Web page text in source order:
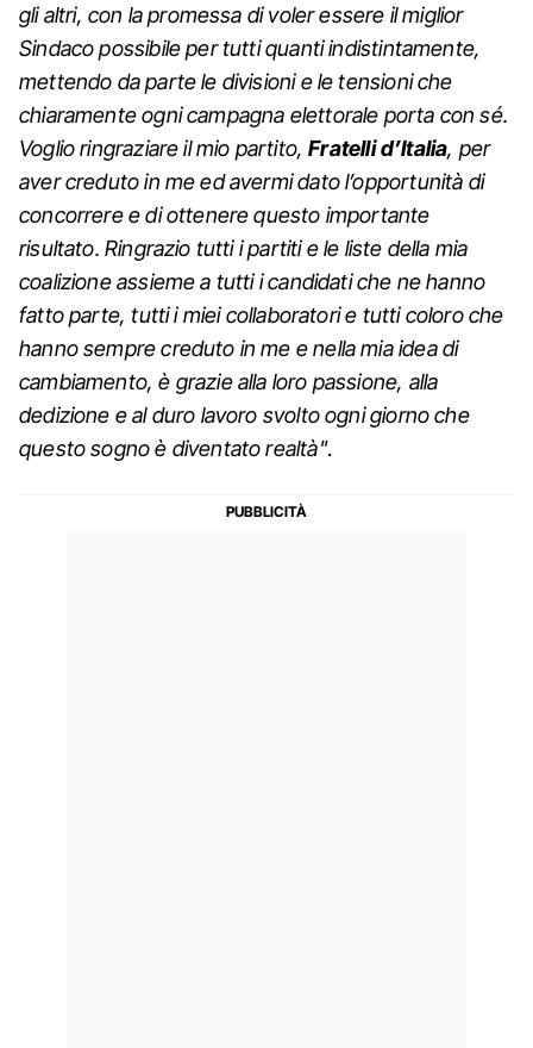
gli altri, con la promessa di voler essere il miglior
Sindaco possibile per tutti quanti indistintamente,
mettendo da parte le divisioni e le tensioni che
chiaramente ogni campagna elettorale porta con sé.
Voglio ringraziare il mio partito, Fratelli d’Italia, per
aver creduto in me ed avermi dato l’opportunità di
concorrere e di ottenere questo importante
risultato. Ringrazio tutti i partiti e le liste della mia
coalizione assieme a tutti i candidati che ne hanno
fatto parte, tutti i miei collaboratori e tutti coloro che
hanno sempre creduto in me e nella mia idea di
cambiamento, è grazie alla loro passione, alla
dedizione e al duro lavoro svolto ogni giorno che
questo sogno è diventato realtà".